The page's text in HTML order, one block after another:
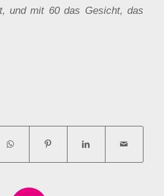
und mit 60 das Gesicht, das